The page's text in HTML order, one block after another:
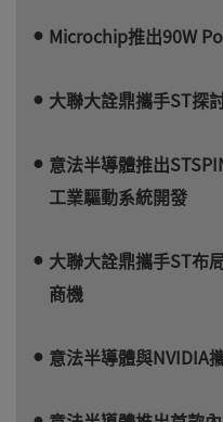
Microchip推出90W
大聯大詮鼎攜手ST探
意法半導體推出
工業驅動系統開發
大聯大詮鼎攜手ST
商機
意法半導體與NVIDIA